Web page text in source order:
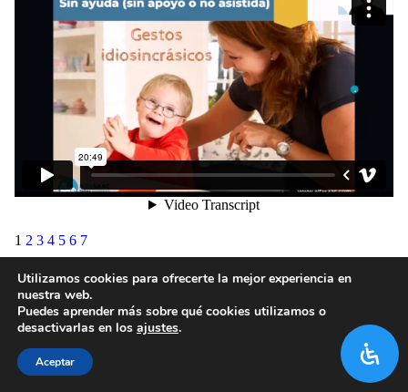
1 2 3 4 5 6 7
Utilizamos cookies para ofrecerte la mejor experiencia en
nuestra web.
Puedes aprender más sobre qué cookies utilizamos o
desactivarlas en los ajustes.
Aceptar